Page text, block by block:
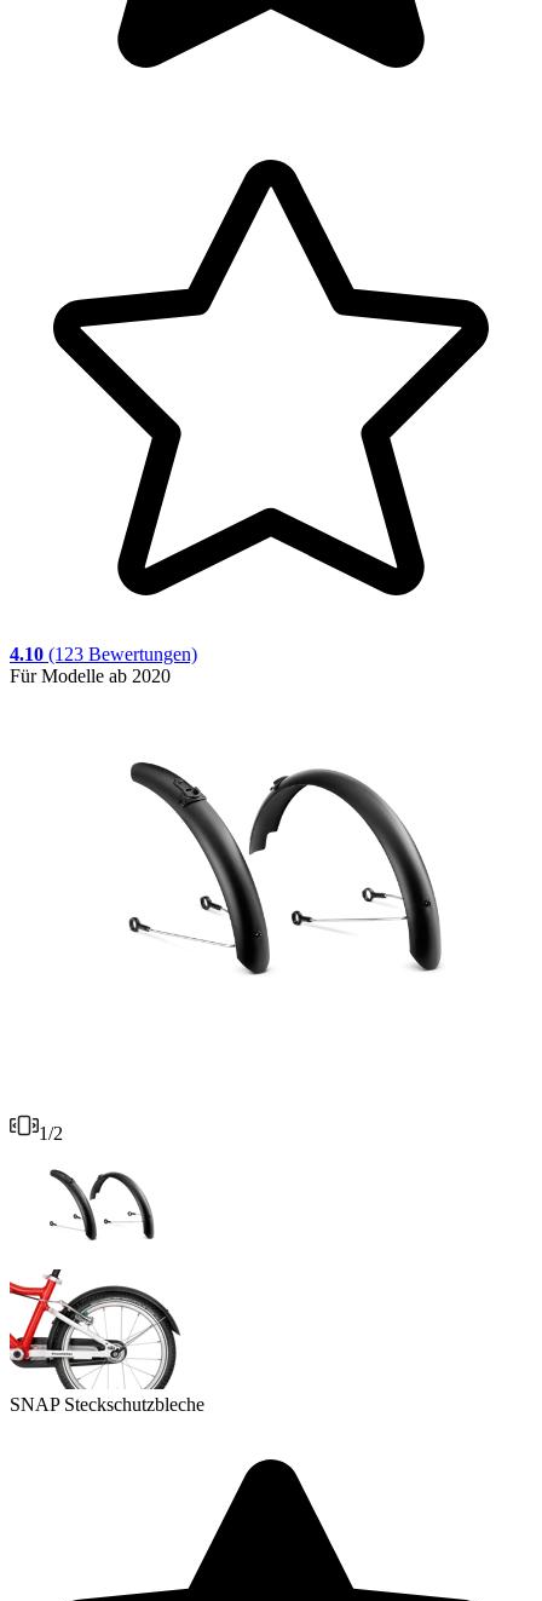
4.10 (123 Bewertungen)
Für Modelle ab 2020
1/2
SNAP Steckschutzbleche